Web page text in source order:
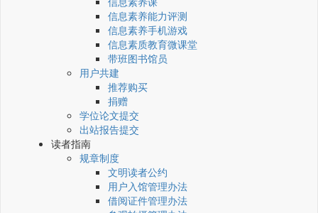
信息素养能力评测
信息素养手机游戏
信息素质教育微课堂
带班图书馆员
用户共建
推荐购买
捐赠
学位论文提交
出站报告提交
读者指南
规章制度
文明读者公约
用户入馆管理办法
借阅证件管理办法